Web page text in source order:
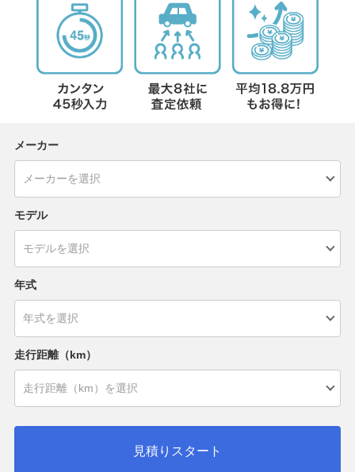
メーカー
モデル
年式
走行距離（km）
見積りスタート